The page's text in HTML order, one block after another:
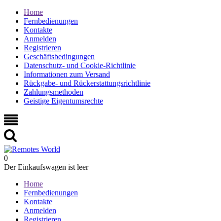
Home
Fernbedienungen
Kontakte
Anmelden
Registrieren
Geschäftsbedingungen
Datenschutz- und Cookie-Richtlinie
Informationen zum Versand
Rückgabe- und Rückerstattungsrichtlinie
Zahlungsmethoden
Geistige Eigentumsrechte
0
Der Einkaufswagen ist leer
Home
Fernbedienungen
Kontakte
Anmelden
Registrieren